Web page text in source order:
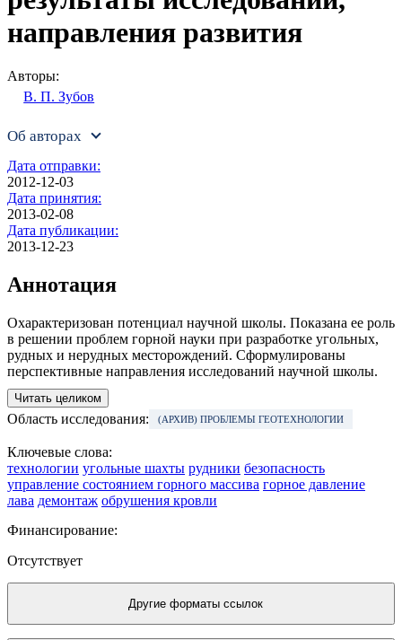
направления развития
Авторы:
В. П. Зубов
Об авторах
Дата отправки:
2012-12-03
Дата принятия:
2013-02-08
Дата публикации:
2013-12-23
Аннотация
Охарактеризован потенциал научной школы. Показана ее роль
в решении проблем горной науки при разработке угольных,
рудных и нерудных месторождений. Сформулированы
перспективные направления исследований научной школы.
Читать целиком
Область исследования: (АРХИВ) ПРОБЛЕМЫ ГЕОТЕХНОЛОГИИ
Ключевые слова:
технологии угольные шахты рудники безопасность
управление состоянием горного массива горное давление
лава демонтаж обрушения кровли
Финансирование:
Отсутствует
Другие форматы ссылок